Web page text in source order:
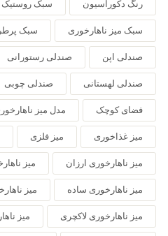
رنگ دکوراسیون سبک روستیک
سبک میز ناهارخوری سبک
صندلی اپن صندلی رستورانی
صندلی لهستانی صندلی چوبی
فضای کوچک مدل میز
میز غذاخوری میز فلزی
میز ناهارخوری ارزان میز
میز ناهارخوری ساده میز
میز ناهارخوری لاکچری میز